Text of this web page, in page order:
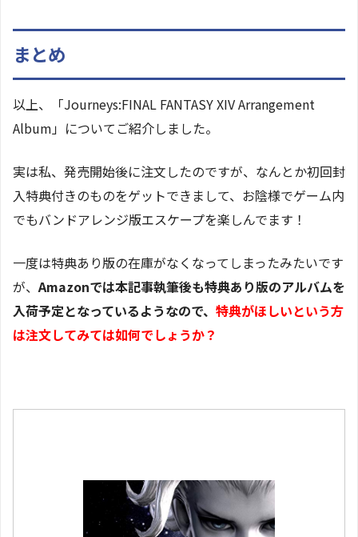
まとめ
以上、「Journeys:FINAL FANTASY XIV Arrangement
Album」についてご紹介しました。
実は私、発売開始後に注文したのですが、なんとか初回封
入特典付きのものをゲットできまして、お陰様でゲーム内
でもバンドアレンジ版エスケープを楽しんでます！
一度は特典あり版の在庫がなくなってしまったみたいです
が、Amazonでは本記事執筆後も特典あり版のアルバムを
入荷予定となっているようなので、 特典がほしいという方
は注文してみては如何でしょうか？